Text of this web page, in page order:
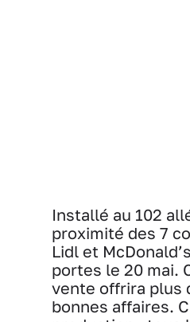
Installé au 102
proximité des 7
Lidl et
portes le 20 mai.
vente offrira plus
bonnes affaires.